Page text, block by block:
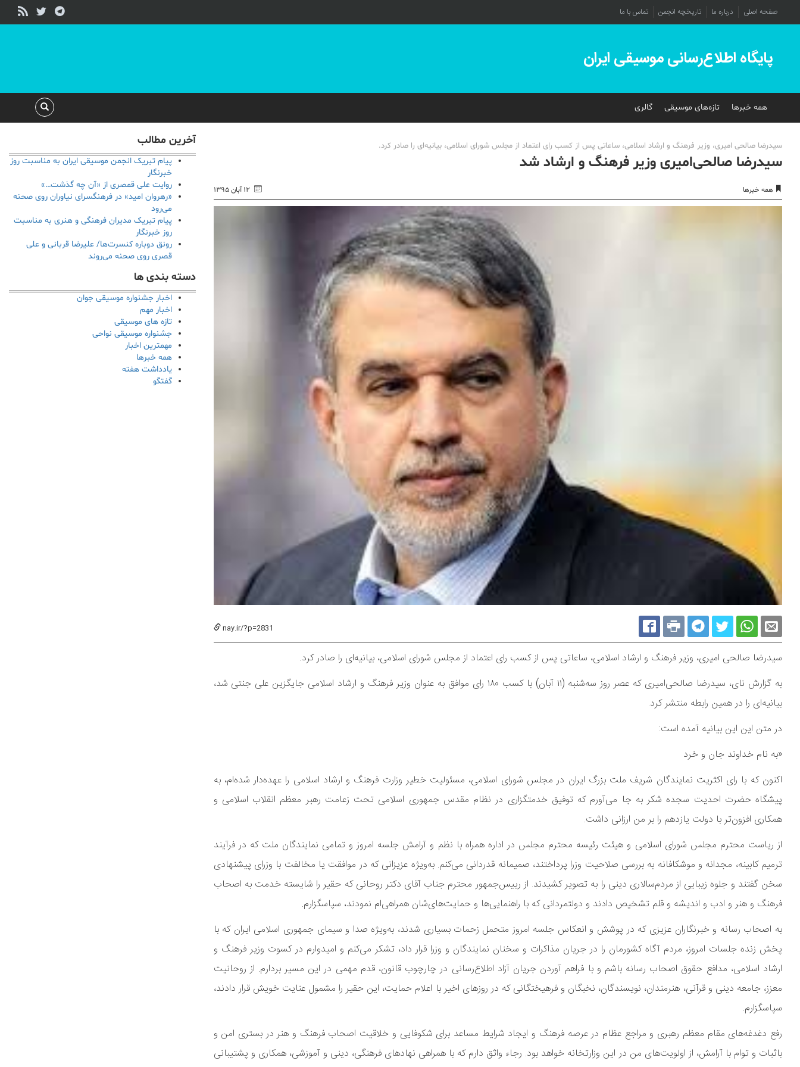
صفحه اصلی درباره ما تاریخچه انجمن تماس با ما
پایگاه اطلاع‌رسانی موسیقی ایران
همه خبرها تازه‌های موسیقی گالری
سید‌رضا صالحی امیری، وزیر فرهنگ و ارشاد اسلامی، ساعاتی پس از کسب رای اعتماد از مجلس شورای اسلامی، بیانیه‌ای را صادر کرد.
سیدرضا صالحی‌امیری وزیر فرهنگ و ارشاد شد
همه خبرها ۱۲ آبان ۱۳۹۵
nay.ir/?p=2831
سید‌رضا صالحی امیری، وزیر فرهنگ و ارشاد اسلامی، ساعاتی پس از کسب رای اعتماد از مجلس شورای اسلامی، بیانیه‌ای را صادر کرد.
به گزارش نای، سیدرضا صالحی‌امیری که عصر روز سه‌شنبه (۱۱ آبان) با کسب ۱۸۰ رای موافق به عنوان وزیر فرهنگ و ارشاد اسلامی جایگزین علی جنتی شد،
بیانیه‌ای را در همین رابطه منتشر کرد.
در متن این این بیانیه آمده است:
«به نام خداوند جان و خرد
اکنون که با رای اکثریت نمایندگان شریف ملت بزرگ ایران در مجلس شورای اسلامی، مسئولیت خطیر وزارت فرهنگ و ارشاد اسلامی را عهده‌دار شده‌ام، به
پیشگاه حضرت احدیت سجده شکر به جا می‌آورم که توفیق خدمتگزاری در نظام مقدس جمهوری اسلامی تحت زعامت رهبر معظم انقلاب اسلامی و
همکاری افزون‌تر با دولت یازدهم را بر من ارزانی داشت.
از ریاست محترم مجلس شورای اسلامی و هیئت رئیسه محترم مجلس در اداره همراه با نظم و آرامش جلسه امروز و تمامی نمایندگان ملت که در فرآیند
ترمیم کابینه، مجدانه و موشکافانه به بررسی صلاحیت وزرا پرداختند، صمیمانه قدردانی می‌کنم. به‌ویژه عزیزانی که در موافقت یا مخالفت با وزرای پیشنهادی
سخن گفتند و جلوه زیبایی از مردم‌سالاری دینی را به تصویر کشیدند. از رییس‌جمهور محترم جناب آقای دکتر روحانی که حقیر را شایسته خدمت به اصحاب
فرهنگ و هنر و ادب و اندیشه و قلم تشخیص دادند و دولتمردانی که با راهنمایی‌ها و حمایت‌های‌شان همراهی‌ام نمودند، سپاسگزارم.
به اصحاب رسانه و خبرنگاران عزیزی که در پوشش و انعکاس جلسه امروز متحمل زحمات بسیاری شدند، به‌ویژه صدا و سیمای جمهوری اسلامی ایران که با
پخش زنده جلسات امروز، مردم آگاه کشورمان را در جریان مذاکرات و سخنان نمایندگان و وزرا قرار داد، تشکر می‌کنم و امیدوارم در کسوت وزیر فرهنگ و
ارشاد اسلامی، مدافع حقوق اصحاب رسانه باشم و با فراهم آوردن جریان آزاد اطلاع‌رسانی در چارچوب قانون، قدم مهمی در این مسیر بردارم. از روحانیت
معزز، جامعه دینی و قرآنی، هنرمندان، نویسندگان، نخبگان و فرهیختگانی که در روزهای اخیر با اعلام حمایت، این حقیر را مشمول عنایت خویش قرار دادند،
سپاسگزارم.
رفع دغدغه‌های مقام معظم رهبری و مراجع عظام در عرصه فرهنگ و ایجاد شرایط مساعد برای شکوفایی و خلاقیت اصحاب فرهنگ و هنر در بستری امن و
باثبات و توام با آرامش، از اولویت‌های من در این وزارتخانه خواهد بود. رجاء واثق دارم که با همراهی نهادهای فرهنگی، دینی و آموزشی، همکاری و پشتیبانی
آخرین مطالب
پیام تبریک انجمن موسیقی ایران به مناسبت روز
خبرنگار
روایت علی قمصری از «آن چه گذشت…»
«رهروان امید» در فرهنگسرای نیاوران روی صحنه
می‌رود
پیام تبریک مدیران فرهنگی و هنری به مناسبت
روز خبرنگار
رونق دوباره کنسرت‌ها/ علیرضا قربانی و علی
قصری روی صحنه می‌روند
دسته بندی ها
اخبار جشنواره موسیقی جوان
اخبار مهم
تازه های موسیقی
جشنواره موسیقی نواحی
مهمترین اخبار
همه خبرها
یادداشت هفته
گفتگو